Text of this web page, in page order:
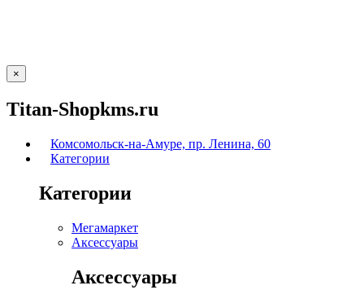
×
Titan-Shopkms.ru
Комсомольск-на-Амуре, пр. Ленина, 60
Категории
Категории
Мегамаркет
Аксессуары
Аксессуары